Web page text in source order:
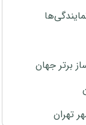
تهران